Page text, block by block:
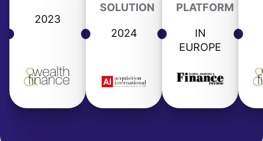
2023
SOLUTION
2024
PLATFORM
IN
EUROPE